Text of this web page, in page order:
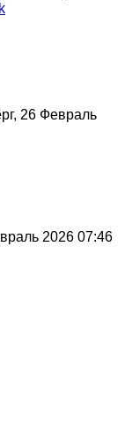
26 Февраль
2026 07:46